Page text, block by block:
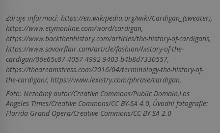
Zdroje informací: https://en.wikipedia.org/wiki/Cardigan_(sweater),
https://www.etymonline.com/word/cardigan,
https://www.backthenhistory.com/articles/the-history-of-cardigans,
https://www.savoirflair.com/article/fashion/history-of-the-
cardigan/06e65c87-4057-4992-9403-b4b8d7330557,
https://thedreamstress.com/2016/04/terminology-the-history-of-
the-cardigan/, https://www.lexistry.com/phrase/cardigan,
Foto: Neznámý autor/Creative Commons/Public Domain,Los
Angeles Times/Creative Commons/CC BY-SA 4.0, Úvodní fotografie:
Florida Grand Opera/Creative Commons/CC BY-SA 2.0